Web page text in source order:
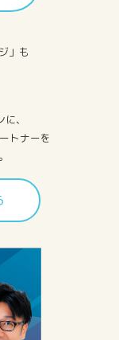
」も
、
トナーを